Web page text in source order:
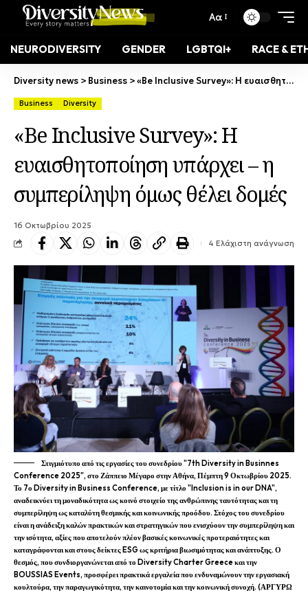
Αα
NEURODIVERSITY GENDER LGBTQI+ RACE &
Diversity news > Business >«Be Inclusive Survey»: Η ευαισθητοποίηση υπάρχει – η συμπερίληψη όμως θέλει δομές
Business Diversity
«Be Inclusive Survey»: Η
ευαισθητοποίηση υπάρχει – η
συμπερίληψη όμως θέλει δομές
16 Οκτωβρίου 2025
4 Ελάχιστη ανάγνωση
Στιγμιότυπο από τις εργασίες του συνεδρίου "7th Diversity in Businnes
Conference 2025", στο Ζάππειο Μέγαρο στην Αθήνα, Πέμπτη 9 Οκτωβρίου 2025.
Το 7ο Diversity in Business Conference, με τίτλο "Inclusion is in our DNA",
αναδεικνύει τη μοναδικότητα ως κοινό στοιχείο της ανθρώπινης ταυτότητας και τη
συμπερίληψη ως καταλύτη θεσμικής και κοινωνικής προόδου. Στόχος του συνεδρίου
είναι η ανάδειξη καλών πρακτικών και στρατηγικών που ενισχύουν την συμπερίληψη και
την ισότητα, αξίες που αποτελούν πλέον βασικές κοινωνικές προτεραιότητες και
καταγράφονται και στους δείκτες ESG ως κριτήρια βιωσιμότητας και ανάπτυξης. Ο
θεσμός, που συνδιοργανώνεται από το Diversity Charter Greece και την
BOUSSIAS Events, προσφέρει πρακτικά εργαλεία που ενδυναμώνουν την εργασιακή
κουλτούρα, την παραγωγικότητα, την καινοτομία και την κοινωνική συνοχή. (ΑΡΓΥΡΩ